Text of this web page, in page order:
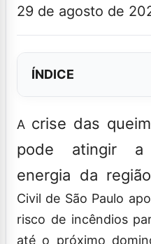
29 de agosto de
ÍNDICE
A crise das
pode atingir a
energia da
Civil de São Paulo
risco de incêndios
até o próximo